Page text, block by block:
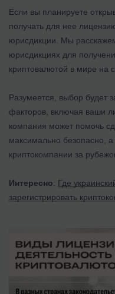
Если вы планируете
получать для нее
юрисдикции. Мы
юрисдикциях для
криптовалютой в мире на
Разумеется, выбор будет
факторов, включая ваши
компания может помочь
максимально безопасно,
криптокомпании за
Интересно: Где
зарегистрировать